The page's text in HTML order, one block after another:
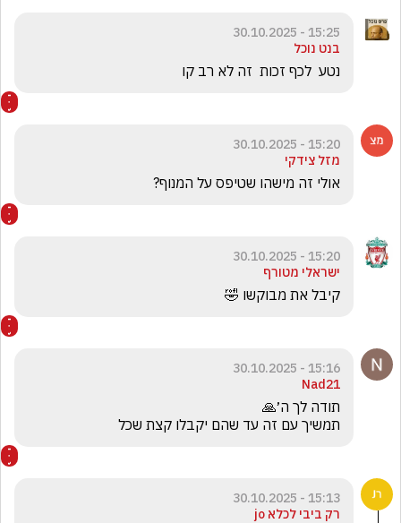
15:25 - 30.10.2025
בנט נוכל
נטע  לכף זכות  זה לא רב קו
15:20 - 30.10.2025
מזל צידקי
אולי זה מישהו שטיפס על המנוף?
15:20 - 30.10.2025
ישראלי מטורף
קיבל את מבוקשו 🤣
15:16 - 30.10.2025
Nad21
תמשיך עם זה עד שהם יקבלו קצת שכל
15:13 - 30.10.2025
רק ביבי לכלא jo